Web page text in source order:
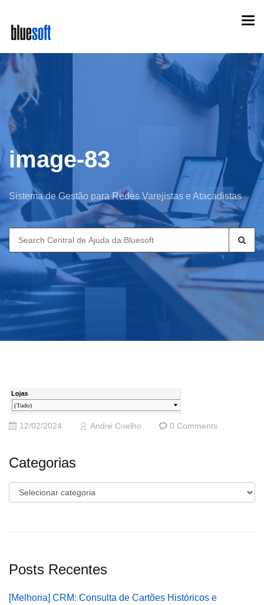
main
content
image-83
Sistema de Gestão para Redes Varejistas e Atacadistas
Search
for:
12/02/2024 André Coelho 0 Comments
Categorias
Categorias
Posts Recentes
[Melhoria] CRM: Consulta de Cartões Históricos e